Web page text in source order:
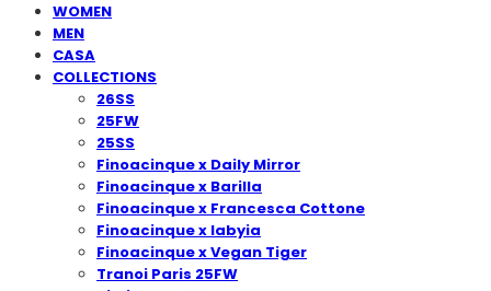
WOMEN
MEN
CASA
COLLECTIONS
26SS
25FW
25SS
Finoacinque x Daily Mirror
Finoacinque x Barilla
Finoacinque x Francesca Cottone
Finoacinque x Iabyia
Finoacinque x Vegan Tiger
Tranoi Paris 25FW